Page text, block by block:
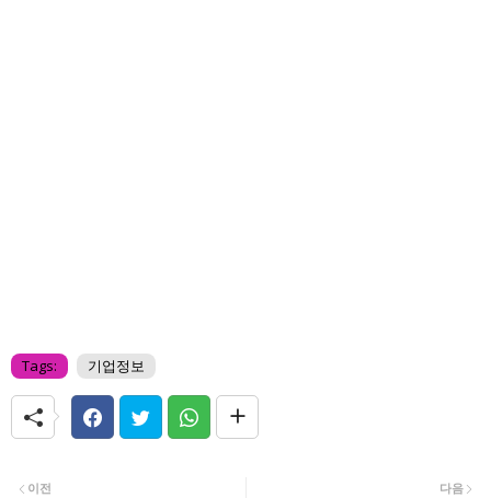
Tags: 기업정보
다음
이전